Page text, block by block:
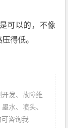
可以的，不像
得低。
发、故障维
水、喷头、
咨询我